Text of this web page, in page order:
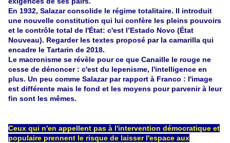
En 1932, Salazar consolide le régime totalitaire. Il introduit
une nouvelle constitution qui lui confère les pleins pouvoirs
et le contrôle total de l'État: c'est l’Estado Novo (État
Nouveau). Regarder les textes proposé par la camarilla qui
encadre le Tartarin de 2018.
Le macronisme se révèle pour ce que Canaille le rouge ne
cesse de dénoncer : c'est du lepenisme, l'intelligence en
plus. Un peu comme Salazar par rapport à Franco : l'image
est différente mais le fond et les moyens pour parvenir à leur
fin sont les mêmes.
Ceux qui n'en appellent pas à l'intervention démocratique et
populaire prennent le risque de laisser l'espace aux